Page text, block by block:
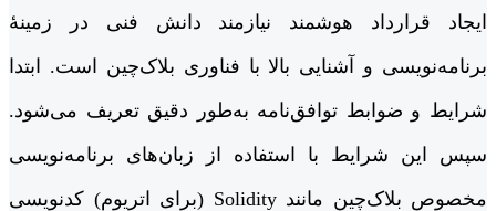
ایجاد قرارداد هوشمند نیازمند دانش فنی در زمینۀ
برنامه‌نویسی و آشنایی بالا با فناوری بلاک‌چین است. ابتدا
شرایط و ضوابط توافق‌نامه به‌طور دقیق تعریف می‌شود.
سپس این شرایط با استفاده از زبان‌های برنامه‌نویسی
مخصوص بلاک‌چین مانند Solidity (برای اتریوم) کدنویسی